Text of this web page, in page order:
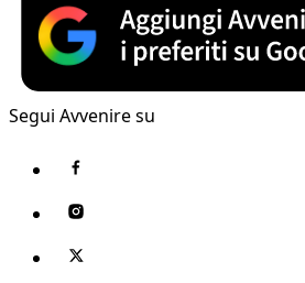
Segui Avvenire su